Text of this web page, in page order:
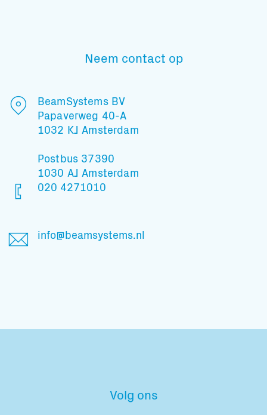
Neem contact op
BeamSystems BV
Papaverweg 40-A
1032 KJ Amsterdam
Postbus 37390
1030 AJ Amsterdam
020 4271010
info@beamsystems.nl
Volg ons